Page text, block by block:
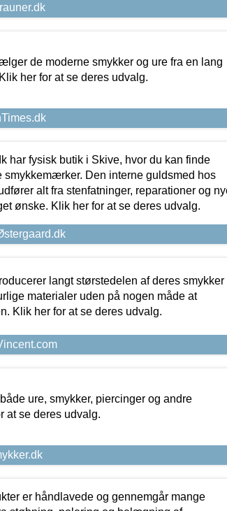
de moderne smykker og ure fra en lang
her for at se deres udvalg.
har fysisk butik i Skive, hvor du kan finde
smykkemærker. Den interne guldsmed hos
alt fra stenfatninger, reparationer og
ønske. Klik her for at se deres udvalg.
langt størstedelen af deres smykker
materialer uden på nogen måde at
Klik her for at se deres udvalg.
ure, smykker, piercinger og andre
at se deres udvalg.
er håndlavede og gennemgår mange